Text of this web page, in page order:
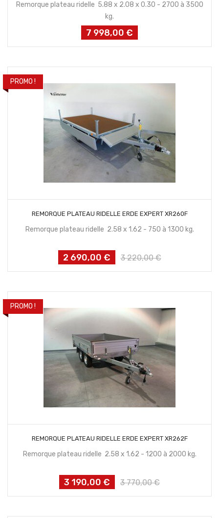
Remorque plateau ridelle 5.88 x 2.08 x 0.30 - 2700 à 3500
kg.
Prix
7 998,00 €
PROMO !
REMORQUE PLATEAU RIDELLE ERDE EXPERT XR260F
Remorque plateau ridelle 2.58 x 1.62 - 750 à 1300 kg.
Prix
2 690,00 €
Prix
3 220,00 €
PROMO !
REMORQUE PLATEAU RIDELLE ERDE EXPERT XR262F
Remorque plateau ridelle 2.58 x 1.62 - 1200 à 2000 kg.
Prix
3 190,00 €
Prix
3 770,00 €